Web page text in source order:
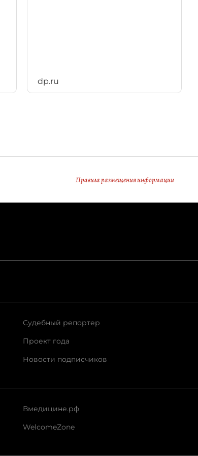
dp.ru
Правила размещения информации
Судебный репортер
Проект года
Новости подписчиков
Вмедицине.рф
WelcomeZone